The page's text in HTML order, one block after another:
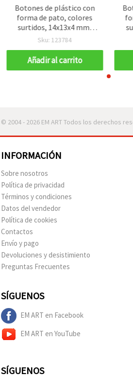
Botones de plástico con
forma de pato, colores
surtidos, 14x13x4 mm,
agujero 3 mm - 20 uds
Sku: 123784
Añadir al carrito
© 2004 - 2026 EM ART Todos los derechos
INFORMACIÓN
Sobre nosotros
Política de privacidad
Términos y condiciones
Datos del vendedor
Política de cookies
Contactos
Envío y pago
Devoluciones y desistimiento
Preguntas Frecuentes
SÍGUENOS
EM ART en Facebook
EM ART en YouTube
SÍGUENOS